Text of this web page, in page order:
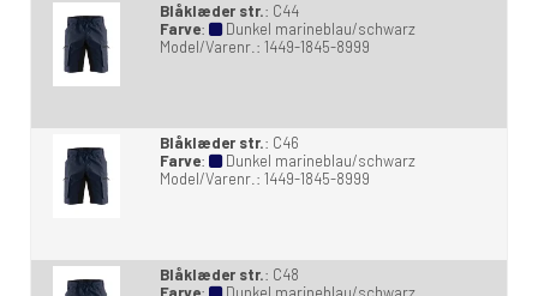
Blåklæder str.: C44
Farve:
Dunkel marineblau/schwarz
Model/Varenr.: 1449-1845-8999
Blåklæder str.: C46
Farve:
Dunkel marineblau/schwarz
Model/Varenr.: 1449-1845-8999
Blåklæder str.: C48